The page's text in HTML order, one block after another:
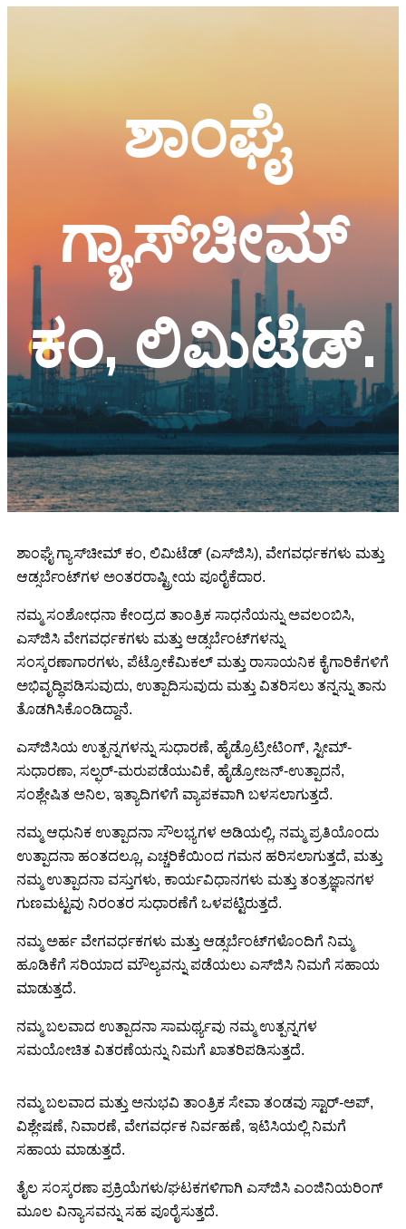
ಶಾಂಘೈ
ಗ್ಯಾಸ್‌ಚೀಮ್
ಕಂ, ಲಿಮಿಟೆಡ್.
ಶಾಂಘೈ ಗ್ಯಾಸ್‌ಚೀಮ್ ಕಂ, ಲಿಮಿಟೆಡ್ (ಎಸ್‌ಜಿಸಿ), ವೇಗವರ್ಧಕಗಳು ಮತ್ತು
ಆಡ್ಸರ್ಬೆಂಟ್‌ಗಳ ಅಂತರರಾಷ್ಟ್ರೀಯ ಪೂರೈಕೆದಾರ.
ನಮ್ಮ ಸಂಶೋಧನಾ ಕೇಂದ್ರದ ತಾಂತ್ರಿಕ ಸಾಧನೆಯನ್ನು ಅವಲಂಬಿಸಿ,
ಎಸ್‌ಜಿಸಿ ವೇಗವರ್ಧಕಗಳು ಮತ್ತು ಆಡ್ಸರ್ಬೆಂಟ್‌ಗಳನ್ನು
ಸಂಸ್ಕರಣಾಗಾರಗಳು, ಪೆಟ್ರೋಕೆಮಿಕಲ್ ಮತ್ತು ರಾಸಾಯನಿಕ ಕೈಗಾರಿಕೆಗಳಿಗೆ
ಅಭಿವೃದ್ಧಿಪಡಿಸುವುದು, ಉತ್ಪಾದಿಸುವುದು ಮತ್ತು ವಿತರಿಸಲು ತನ್ನನ್ನು ತಾನು
ತೊಡಗಿಸಿಕೊಂಡಿದ್ದಾನೆ.
ಎಸ್‌ಜಿಸಿಯ ಉತ್ಪನ್ನಗಳನ್ನು ಸುಧಾರಣೆ, ಹೈಡ್ರೊಟ್ರೀಟಿಂಗ್, ಸ್ಟೀಮ್-
ಸುಧಾರಣಾ, ಸಲ್ಫರ್-ಮರುಪಡೆಯುವಿಕೆ, ಹೈಡ್ರೋಜನ್-ಉತ್ಪಾದನೆ,
ಸಂಶ್ಲೇಷಿತ ಅನಿಲ, ಇತ್ಯಾದಿಗಳಿಗೆ ವ್ಯಾಪಕವಾಗಿ ಬಳಸಲಾಗುತ್ತದೆ.
ನಮ್ಮ ಆಧುನಿಕ ಉತ್ಪಾದನಾ ಸೌಲಭ್ಯಗಳ ಅಡಿಯಲ್ಲಿ, ನಮ್ಮ ಪ್ರತಿಯೊಂದು
ಉತ್ಪಾದನಾ ಹಂತದಲ್ಲೂ, ಎಚ್ಚರಿಕೆಯಿಂದ ಗಮನ ಹರಿಸಲಾಗುತ್ತದೆ, ಮತ್ತು
ನಮ್ಮ ಉತ್ಪಾದನಾ ವಸ್ತುಗಳು, ಕಾರ್ಯವಿಧಾನಗಳು ಮತ್ತು ತಂತ್ರಜ್ಞಾನಗಳ
ಗುಣಮಟ್ಟವು ನಿರಂತರ ಸುಧಾರಣೆಗೆ ಒಳಪಟ್ಟಿರುತ್ತದೆ.
ನಮ್ಮ ಅರ್ಹ ವೇಗವರ್ಧಕಗಳು ಮತ್ತು ಆಡ್ಸರ್ಬೆಂಟ್‌ಗಳೊಂದಿಗೆ ನಿಮ್ಮ
ಹೂಡಿಕೆಗೆ ಸರಿಯಾದ ಮೌಲ್ಯವನ್ನು ಪಡೆಯಲು ಎಸ್‌ಜಿಸಿ ನಿಮಗೆ ಸಹಾಯ
ಮಾಡುತ್ತದೆ.
ನಮ್ಮ ಬಲವಾದ ಉತ್ಪಾದನಾ ಸಾಮರ್ಥ್ಯವು ನಮ್ಮ ಉತ್ಪನ್ನಗಳ
ಸಮಯೋಚಿತ ವಿತರಣೆಯನ್ನು ನಿಮಗೆ ಖಾತರಿಪಡಿಸುತ್ತದೆ.
ನಮ್ಮ ಬಲವಾದ ಮತ್ತು ಅನುಭವಿ ತಾಂತ್ರಿಕ ಸೇವಾ ತಂಡವು ಸ್ಟಾರ್-ಅಪ್,
ವಿಶ್ಲೇಷಣೆ, ನಿವಾರಣೆ, ವೇಗವರ್ಧಕ ನಿರ್ವಹಣೆ, ಇಟಿಸಿಯಲ್ಲಿ ನಿಮಗೆ
ಸಹಾಯ ಮಾಡುತ್ತದೆ.
ತೈಲ ಸಂಸ್ಕರಣಾ ಪ್ರಕ್ರಿಯೆಗಳು/ಘಟಕಗಳಿಗಾಗಿ ಎಸ್‌ಜಿಸಿ ಎಂಜಿನಿಯರಿಂಗ್
ಮೂಲ ವಿನ್ಯಾಸವನ್ನು ಸಹ ಪೂರೈಸುತ್ತದೆ.